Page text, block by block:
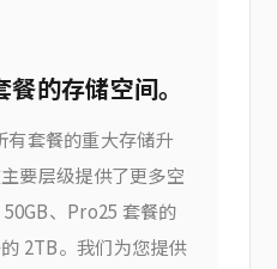
的存储空间。
套餐的重大存储升
要层级提供了更多空
、Pro25 套餐的
2TB。我们为您提供